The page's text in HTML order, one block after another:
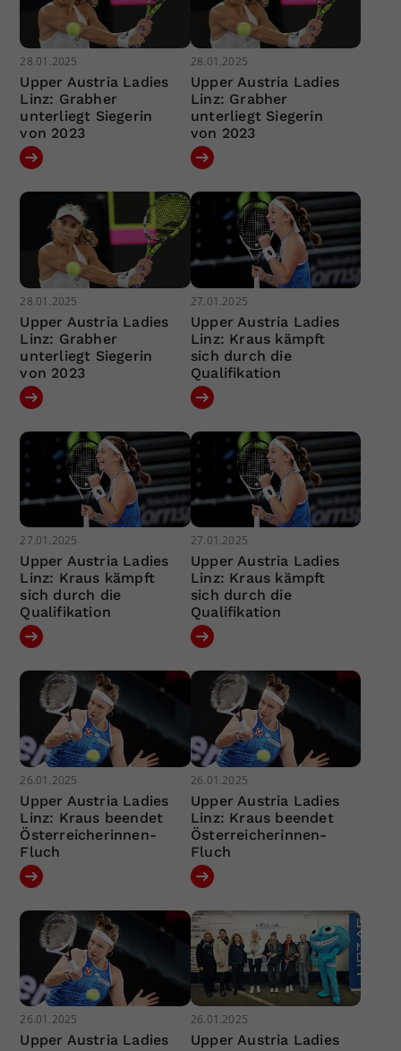
28.01.2025
Upper Austria Ladies
Linz: Grabher
unterliegt Siegerin
von 2023
28.01.2025
Upper Austria Ladies
Linz: Grabher
unterliegt Siegerin
von 2023
28.01.2025
Upper Austria Ladies
Linz: Grabher
unterliegt Siegerin
von 2023
27.01.2025
Upper Austria Ladies
Linz: Kraus kämpft
sich durch die
Qualifikation
27.01.2025
Upper Austria Ladies
Linz: Kraus kämpft
sich durch die
Qualifikation
27.01.2025
Upper Austria Ladies
Linz: Kraus kämpft
sich durch die
Qualifikation
26.01.2025
Upper Austria Ladies
Linz: Kraus beendet
Österreicherinnen-
Fluch
26.01.2025
Upper Austria Ladies
Linz: Kraus beendet
Österreicherinnen-
Fluch
26.01.2025
Upper Austria Ladies
26.01.2025
Upper Austria Ladies